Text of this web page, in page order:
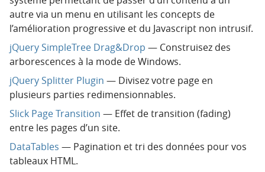
autre via un menu en utilisant les concepts de
l’amélioration progressive et du Javascript non intrusif.
jQuery SimpleTree Drag&Drop — Construisez des
arborescences à la mode de Windows.
jQuery Splitter Plugin — Divisez votre page en
plusieurs parties redimensionnables.
Slick Page Transition — Effet de transition (fading)
entre les pages d’un site.
DataTables — Pagination et tri des données pour vos
tableaux HTML.